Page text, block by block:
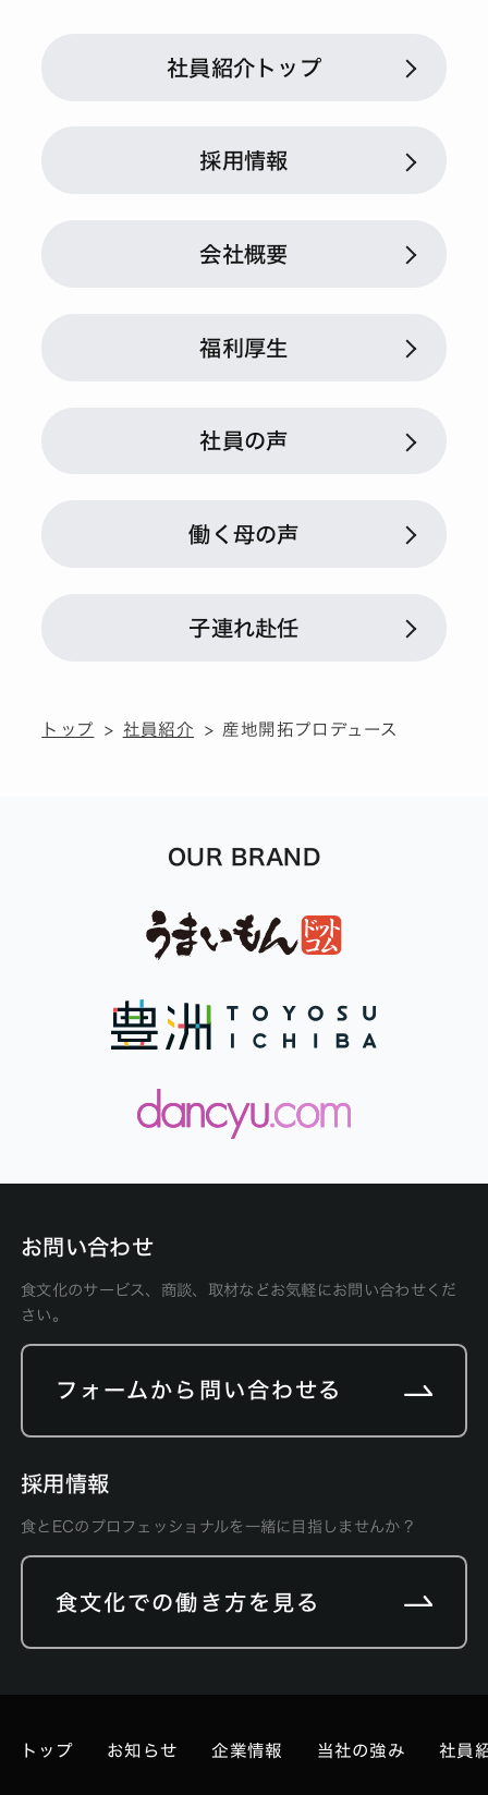
社員紹介トップ
採用情報
会社概要
福利厚生
社員の声
働く母の声
子連れ赴任
トップ 社員紹介 産地開拓プロデュース
OUR BRAND
お問い合わせ
食文化のサービス、商談、取材などお気軽にお問い合わせくだ
さい。
フォームから問い合わせる
採用情報
食とECのプロフェッショナルを一緒に目指しませんか？
食文化での働き方を見る
トップ お知らせ 企業情報 当社の強み 社員